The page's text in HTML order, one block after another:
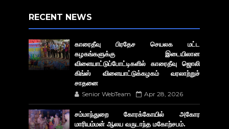
RECENT NEWS
காரைதீவு பிரதேச செயலக மட்ட
கழகங்களுக்கு இடையிலான
விளையாட்டுப்போட்டிகளில் காரைதீவு ஜொலி
கிங்ஸ் விளையாட்டுக்கழகம் வரலாற்றுச்
சாதனை
Senior WebTeam Apr 28, 2026
சம்மாந்துறை கோரக்கோயில் அகோர​
மாரியம்மன் ஆலய வருடாந்த மகோற்சபம்.